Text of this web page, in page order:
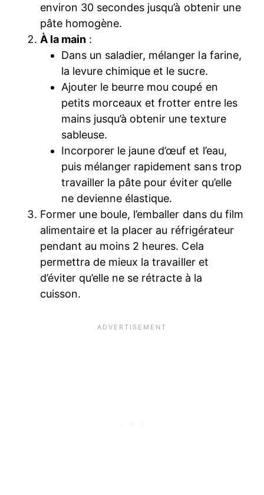
environ 30 secondes jusqu’à obtenir une
pâte homogène.
À la main :
Dans un saladier, mélanger la farine,
la levure chimique et le sucre.
Ajouter le beurre mou coupé en
petits morceaux et frotter entre les
mains jusqu’à obtenir une texture
sableuse.
Incorporer le jaune d’œuf et l’eau,
puis mélanger rapidement sans trop
travailler la pâte pour éviter qu’elle
ne devienne élastique.
Former une boule, l’emballer dans du film
alimentaire et la placer au réfrigérateur
pendant au moins 2 heures. Cela
permettra de mieux la travailler et
d’éviter qu’elle ne se rétracte à la
cuisson.